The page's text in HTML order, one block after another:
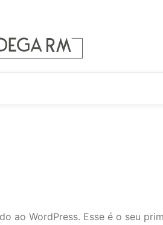
ao WordPress. Esse é o seu